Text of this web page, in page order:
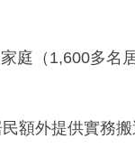
（1,600多名
額外提供實務